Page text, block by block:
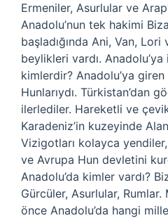
Ermeniler, Asurlular ve
Anadolu’nun tek hakimi
başladığında Ani, Van, Lori
beylikleri vardı.
kimlerdir? Anadolu’ya giren
Hunlarıydı. Türkistan’dan
ilerlediler. Hareketli ve
Karadeniz’in kuzeyinde
Vizigotları kolayca yendiler,
ve Avrupa Hun devletini
Anadolu’da kimler vardı?
Gürcüler, Asurlular, Rumlar.
önce Anadolu’da hangi